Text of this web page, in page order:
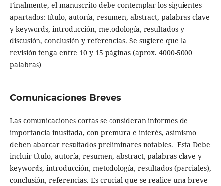
Finalmente, el manuscrito debe contemplar los siguientes
apartados: título, autoría, resumen, abstract, palabras clave
y keywords, introducción, metodología, resultados y
discusión, conclusión y referencias. Se sugiere que la
revisión tenga entre 10 y 15 páginas (aprox. 4000-5000
palabras)
Comunicaciones Breves
Las comunicaciones cortas se consideran informes de
importancia inusitada, con premura e interés, asimismo
deben abarcar resultados preliminares notables. Esta Debe
incluir título, autoría, resumen, abstract, palabras clave y
keywords, introducción, metodología, resultados (parciales),
conclusión, referencias. Es crucial que se realice una breve